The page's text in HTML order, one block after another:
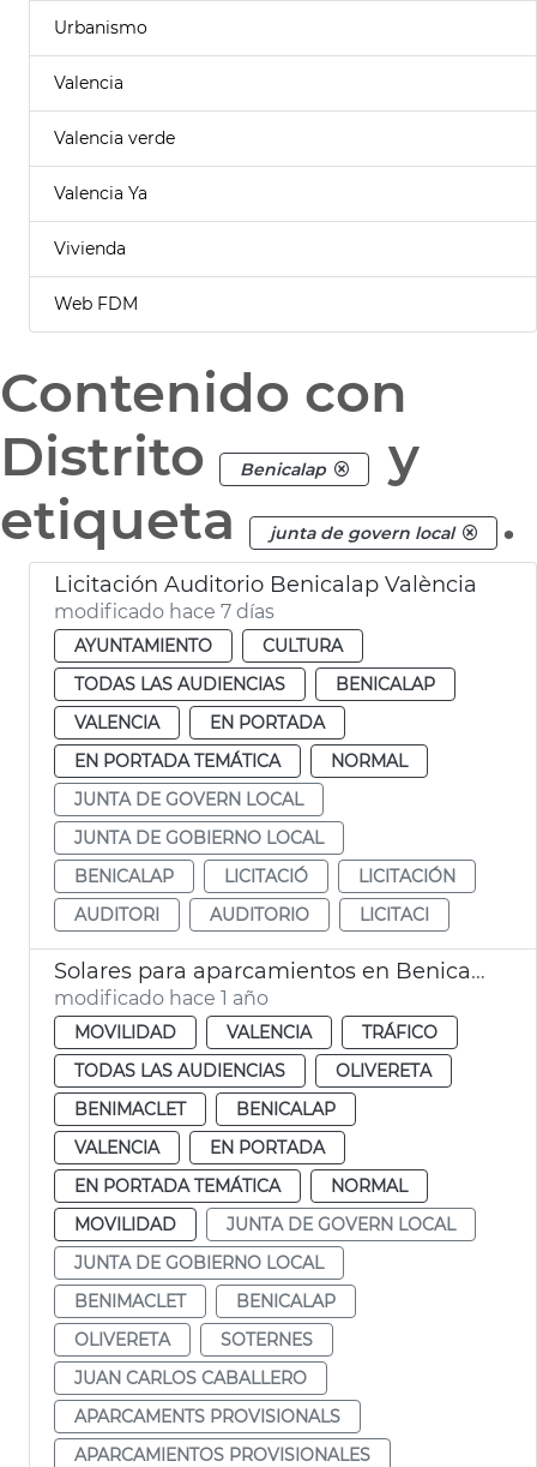
Urbanismo
Valencia
Valencia verde
Valencia Ya
Vivienda
Web FDM
Contenido con
Distrito
Benicalap
y
etiqueta
junta de govern local .
Licitación Auditorio Benicalap València
modificado hace 7 días
AYUNTAMIENTO
CULTURA
TODAS LAS AUDIENCIAS
BENICALAP
VALENCIA
EN PORTADA
EN PORTADA TEMÁTICA
NORMAL
JUNTA DE GOVERN LOCAL
JUNTA DE GOBIERNO LOCAL
BENICALAP
LICITACIÓ
LICITACIÓN
AUDITORI
AUDITORIO LICITACI
Solares para aparcamientos en Benicalap, Benimàmet, Soternes
modificado hace 1 año
MOVILIDAD VALENCIA
TRÁFICO
TODAS LAS AUDIENCIAS
OLIVERETA
BENIMACLET
BENICALAP
VALENCIA
EN PORTADA
EN PORTADA TEMÁTICA
NORMAL
MOVILIDAD
JUNTA DE GOVERN LOCAL
JUNTA DE GOBIERNO LOCAL
BENIMACLET
BENICALAP
OLIVERETA
SOTERNES
JUAN CARLOS CABALLERO
APARCAMENTS PROVISIONALS
APARCAMIENTOS PROVISIONALES